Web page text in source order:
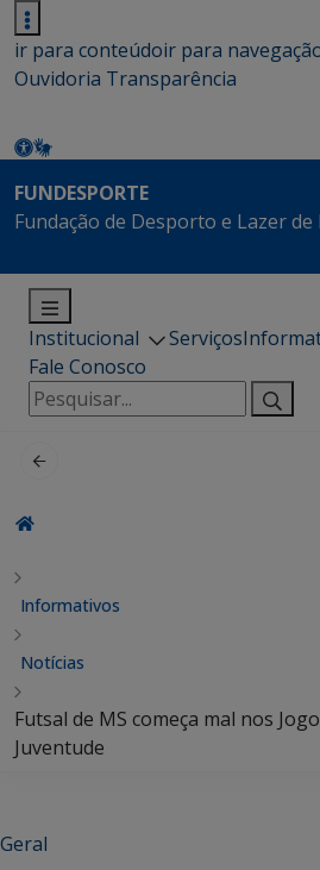
ir para conteúdoir para
Ouvidoria Transparência
FUNDESPORTE
Fundação de Desporto e Lazer
Institucional Serviços
Fale Conosco
Pesquisar
por:
Informativos
Notícias
Futsal de MS começa mal nos
Juventude
Geral